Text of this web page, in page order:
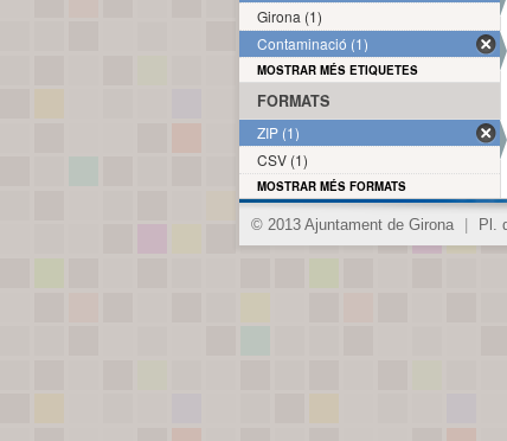
Girona (1)
Contaminació (1)
MOSTRAR MÉS ETIQUETES
FORMATS
ZIP (1)
CSV (1)
MOSTRAR MÉS FORMATS
© 2013 Ajuntament de Girona Pl.